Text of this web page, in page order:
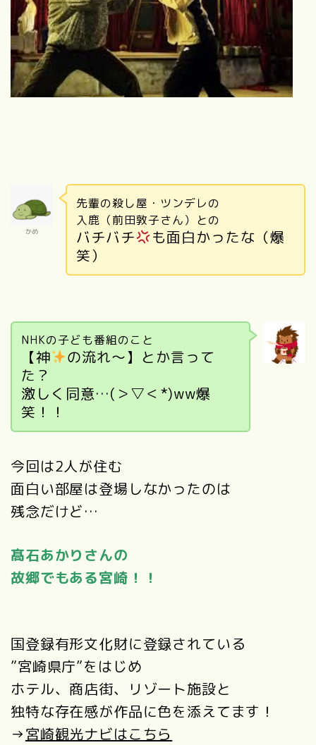
かめ
先輩の殺し屋・ツンデレの
入鹿（前田敦子さん）との
バチバチ
も面白かったな（爆
笑）
NHKの子ども番組のこと
【神
の流れ～】とか言って
た？
激しく同意…(＞▽＜*)ww爆
笑！！
今回は2人が住む
面白い部屋は登場しなかったのは
残念だけど…
髙石あかりさんの
故郷でもある宮崎！！
国登録有形文化財に登録されている
”宮崎県庁”をはじめ
ホテル、商店街、
リゾート施設と
独特な存在感が作品に色を添えてます！
→宮崎観光ナビはこちら